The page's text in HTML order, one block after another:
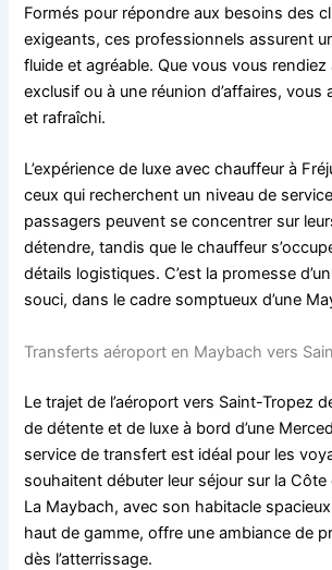
Formés pour répondre aux besoins des
exigeants, ces professionnels assurent
fluide et agréable. Que vous vous rendiez
exclusif ou à une réunion d’affaires, vous
et rafraîchi.
L’expérience de luxe avec chauffeur à
ceux qui recherchent un niveau de
passagers peuvent se concentrer sur
détendre, tandis que le chauffeur
détails logistiques. C’est la promesse
souci, dans le cadre somptueux d’une
Transferts aéroport en Maybach vers
Le trajet de l’aéroport vers Saint-Tropez
de détente et de luxe à bord d’une
service de transfert est idéal pour les
souhaitent débuter leur séjour sur la Côte
La Maybach, avec son habitacle
haut de gamme, offre une ambiance de
dès l’atterrissage.